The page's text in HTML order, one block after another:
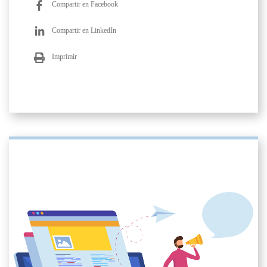
Compartir en Facebook
Compartir en LinkedIn
Imprimir